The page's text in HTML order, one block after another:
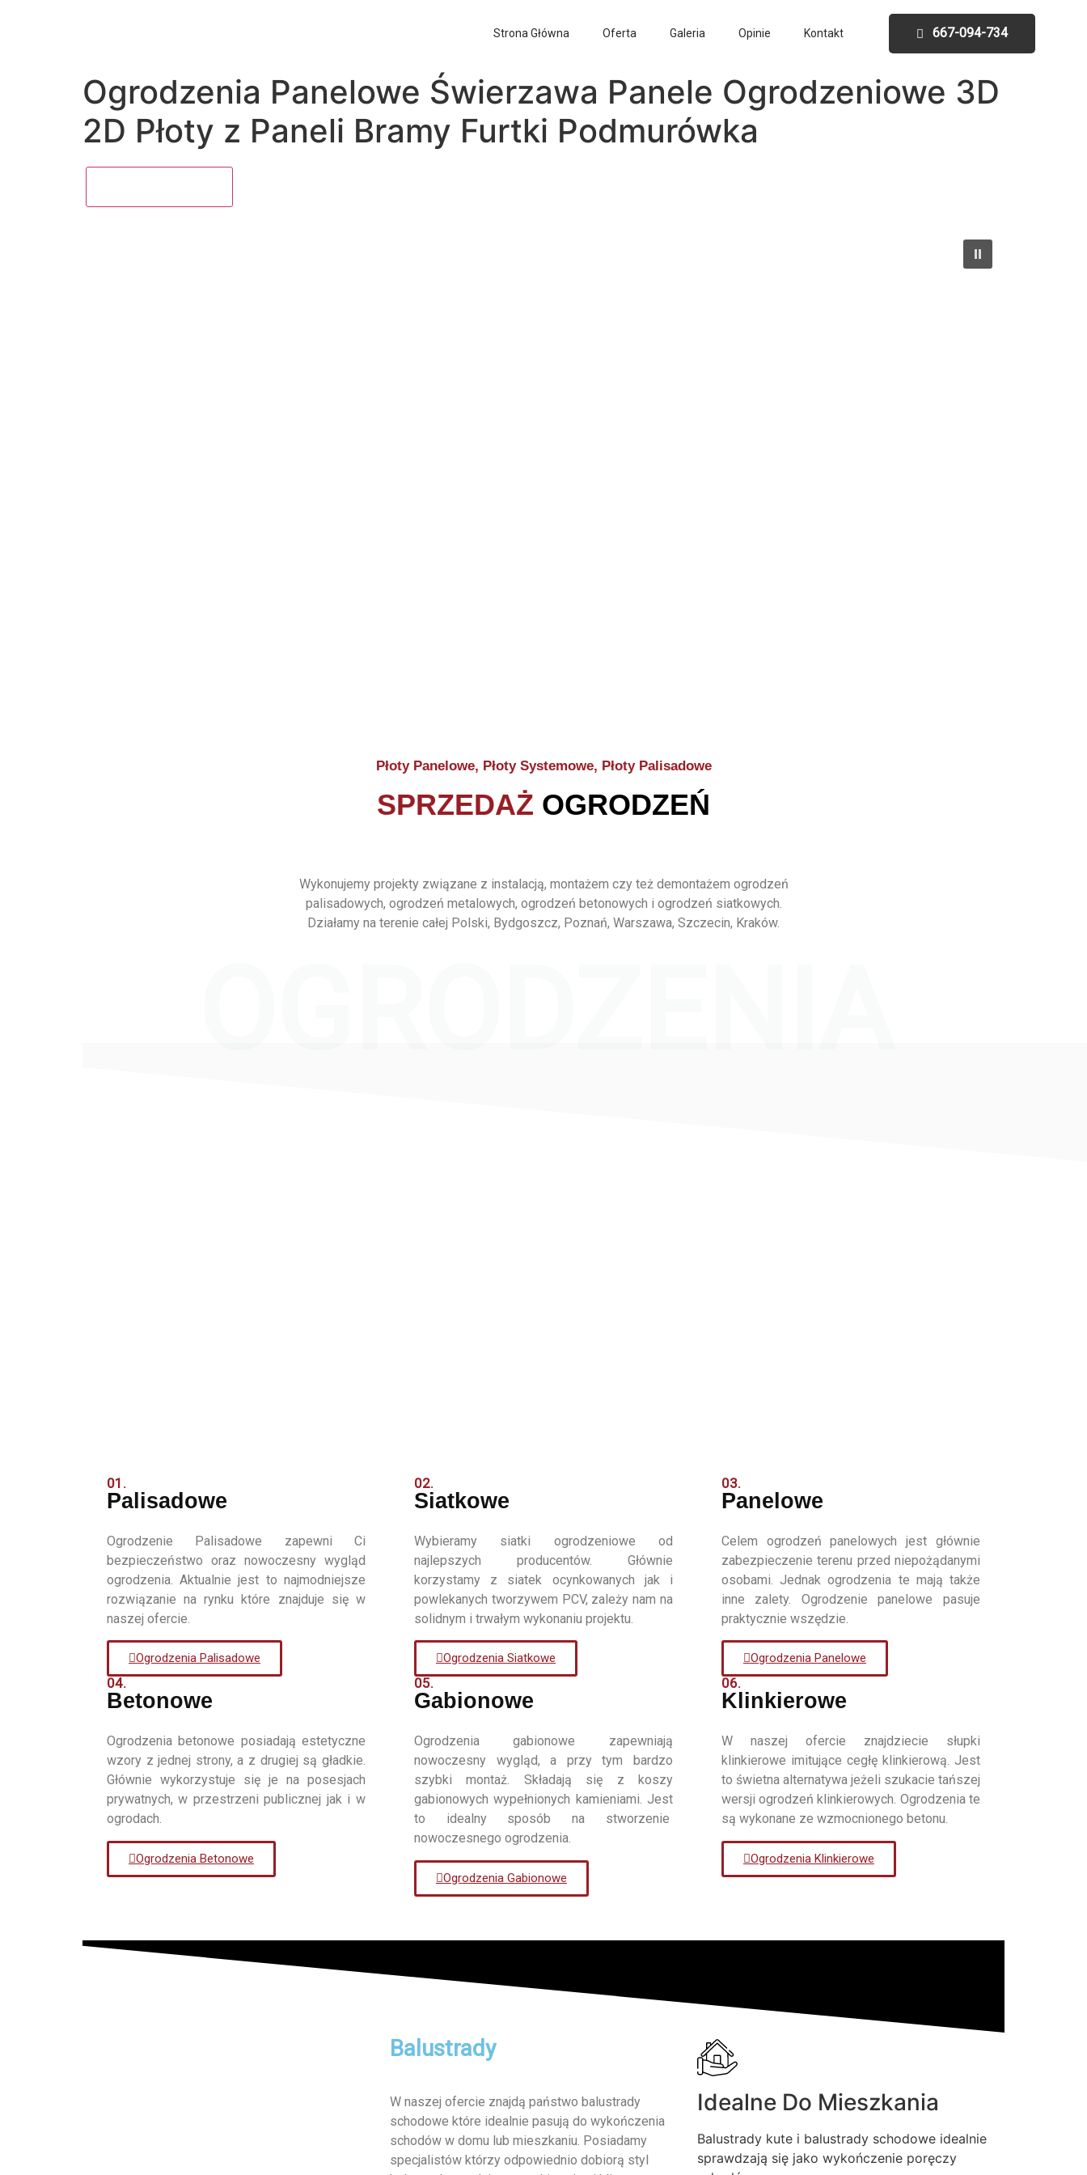
Strona Główna Oferta Galeria Opinie Kontakt 667-094-734
Ogrodzenia Panelowe Świerzawa Panele Ogrodzeniowe 3D
2D Płoty z Paneli Bramy Furtki Podmurówka
Płoty Panelowe, Płoty Systemowe, Płoty Palisadowe
SPRZEDAŻ OGRODZEŃ
Wykonujemy projekty związane z instalacją, montażem czy też demontażem ogrodzeń
palisadowych, ogrodzeń metalowych, ogrodzeń betonowych i ogrodzeń siatkowych.
Działamy na terenie całej Polski, Bydgoszcz, Poznań, Warszawa, Szczecin, Kraków.
01.
Palisadowe
Ogrodzenie Palisadowe zapewni Ci
bezpieczeństwo oraz nowoczesny wygląd
ogrodzenia. Aktualnie jest to najmodniejsze
rozwiązanie na rynku które znajduje się w
naszej ofercie.
Ogrodzenia Palisadowe
04.
Betonowe
Ogrodzenia betonowe posiadają estetyczne
wzory z jednej strony, a z drugiej są gładkie.
Głównie wykorzystuje się je na posesjach
prywatnych, w przestrzeni publicznej jak i w
ogrodach.
Ogrodzenia Betonowe
02.
Siatkowe
Wybieramy siatki ogrodzeniowe od
najlepszych producentów. Głównie
korzystamy z siatek ocynkowanych jak i
powlekanych tworzywem PCV, zależy nam na
solidnym i trwałym wykonaniu projektu.
Ogrodzenia Siatkowe
05.
Gabionowe
Ogrodzenia gabionowe zapewniają
nowoczesny wygląd, a przy tym bardzo
szybki montaż. Składają się z koszy
gabionowych wypełnionych kamieniami. Jest
to idealny sposób na stworzenie
nowoczesnego ogrodzenia.
Ogrodzenia Gabionowe
03.
Panelowe
Celem ogrodzeń panelowych jest głównie
zabezpieczenie terenu przed niepożądanymi
osobami. Jednak ogrodzenia te mają także
inne zalety. Ogrodzenie panelowe pasuje
praktycznie wszędzie.
Ogrodzenia Panelowe
06.
Klinkierowe
W naszej ofercie znajdziecie słupki
klinkierowe imitujące cegłę klinkierową. Jest
to świetna alternatywa jeżeli szukacie tańszej
wersji ogrodzeń klinkierowych. Ogrodzenia te
są wykonane ze wzmocnionego betonu.
Ogrodzenia Klinkierowe
Balustrady
W naszej ofercie znajdą państwo balustrady
schodowe które idealnie pasują do wykończenia
schodów w domu lub mieszkaniu. Posiadamy
specjalistów którzy odpowiednio dobiorą styl
Idealne Do Mieszkania
Balustrady kute i balustrady schodowe idealnie
sprawdzają się jako wykończenie poręczy